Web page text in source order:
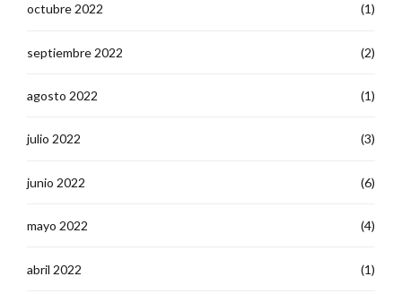
octubre 2022 (1)
septiembre 2022 (2)
agosto 2022 (1)
julio 2022 (3)
junio 2022 (6)
mayo 2022 (4)
abril 2022 (1)